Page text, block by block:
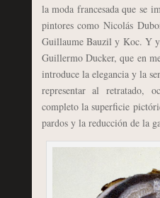
la moda francesada que se
pintores como Nicolás
Guillaume Bauzil y Koc. Y
Guillermo Ducker, que en
introduce la elegancia y la
representar al retratado,
completo la superficie
pardos y la reducción de la